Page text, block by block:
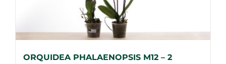
ORQUIDEA PHALAENOPSIS M12 – 2